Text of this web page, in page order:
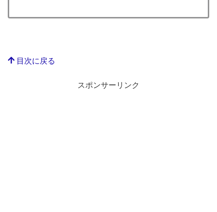
目次に戻る
スポンサーリンク